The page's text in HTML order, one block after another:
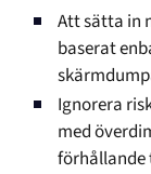
Att sätta in
baserat
Ignorera
med